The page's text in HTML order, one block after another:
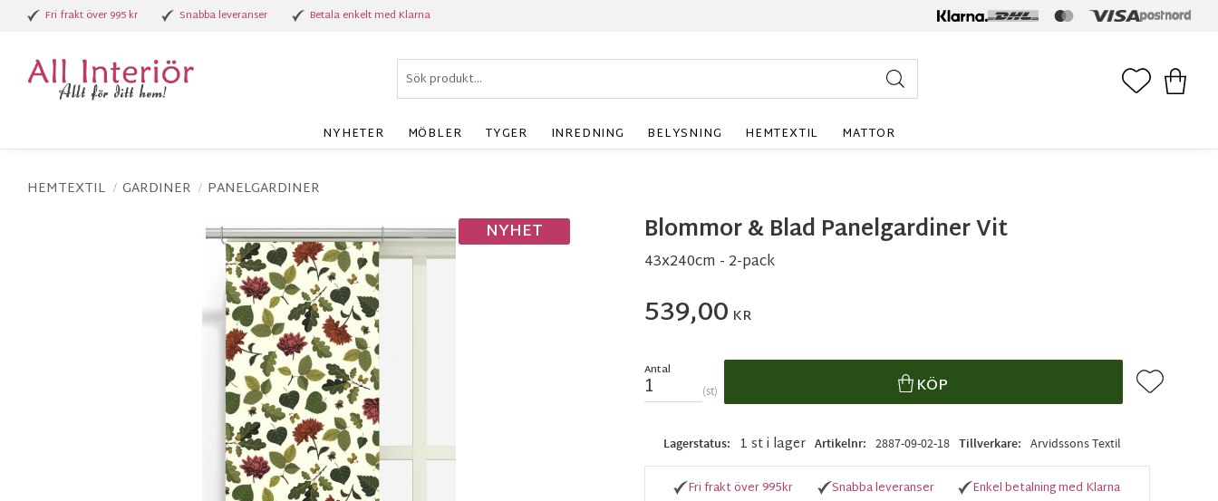
Fri frakt över 995 kr Snabba leveranser Betala enkelt med Klarna
NYHETER MÖBLER TYGER INREDNING BELYSNING HEMTEXTIL MATTOR
HEMTEXTIL GARDINER PANELGARDINER
Blommor & Blad Panelgardiner Vit
43x240cm - 2-pack
NYHET
539,00 KR
Antal
st KÖP Lägg till i
Lagerstatus 1 st i lager Artikelnr 2887-09-02-18 Tillverkare Arvidssons Textil
Fri frakt över 995kr Snabba leveranser Enkel betalning med Klarna